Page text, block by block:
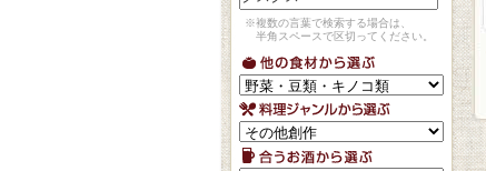
※複数の言葉で検索する場合は、
半角スペースで区切ってください。